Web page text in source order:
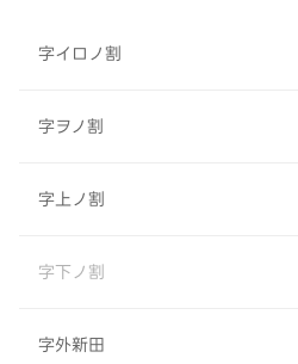
字イロノ割
字ヲノ割
字上ノ割
字下ノ割
字外新田